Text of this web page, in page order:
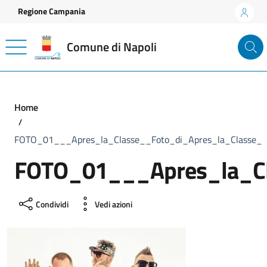
Vai ai contenuti
Vai al footer
Regione Campania
Comune di Napoli
Home
FOTO_01___Apres_la_Classe__Foto_di_Apres_la_Classe_
Condividi Vedi azioni